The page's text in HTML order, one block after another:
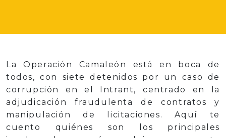
La Operación Camaleón está en boca de
todos, con siete detenidos por un caso de
corrupción en el Intrant, centrado en la
adjudicación fraudulenta de contratos y
manipulación de licitaciones. Aquí te
cuento quiénes son los principales